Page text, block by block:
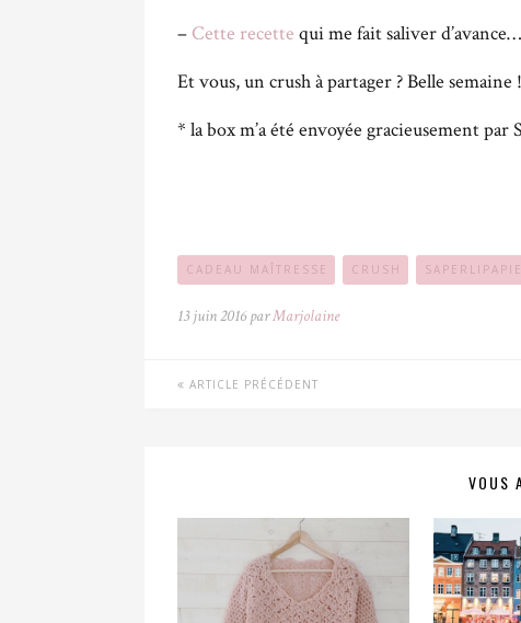
– Cette recette qui me fait saliver d’avance…
Et vous, un crush à partager ? Belle semaine !
* la box m’a été envoyée gracieusement par
CADEAU MAÎTRESSE CRUSH
13 juin 2016 parMarjolaine
ARTICLE PRÉCÉDENT
VOUS